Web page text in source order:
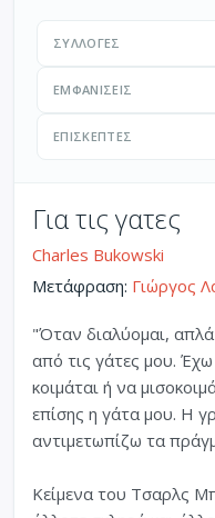
ΣΥΛΛΟΓΈΣ
ΕΜΦΑΝΊΣΕΙΣ
ΕΠΙΣΚΈΠΤΕΣ
Για τις γατες
Charles Bukowski
Μετάφραση: Γιώργος
"Όταν διαλύομαι, απλά
από τις γάτες μου.
κοιμάται ή να
επίσης η γάτα μου. Η
αντιμετωπίζω τα
Κείμενα του Τσαρλς